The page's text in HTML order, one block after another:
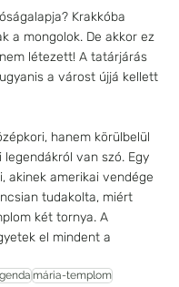
Krakkóba
a mongolok. De akkor ez
létezett! A tatárjárás
a várost újjá kellett
hanem körülbelül
van szó. Egy
akinek amerikai vendége
tudakolta, miért
két tornya. A
el mindent a
mária-templom